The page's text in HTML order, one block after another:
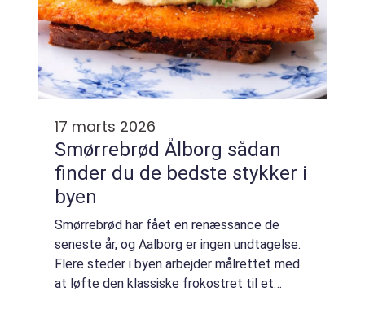
17 marts 2026
Smørrebrød Ålborg sådan
finder du de bedste stykker i
byen
Smørrebrød har fået en renæssance de
seneste år, og Aalborg er ingen undtagelse.
Flere steder i byen arbejder målrettet med
at løfte den klassiske frokostret til et